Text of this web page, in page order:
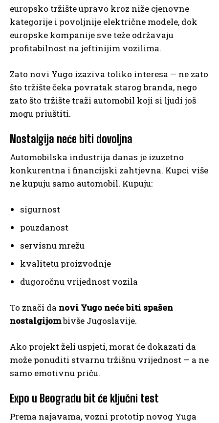
europsko tržište upravo kroz niže cjenovne
kategorije i povoljnije električne modele, dok
europske kompanije sve teže održavaju
profitabilnost na jeftinijim vozilima.
Zato novi Yugo izaziva toliko interesa — ne zato
što tržište čeka povratak starog branda, nego
zato što tržište traži automobil koji si ljudi još
mogu priuštiti.
Nostalgija neće biti dovoljna
Automobilska industrija danas je izuzetno
konkurentna i financijski zahtjevna. Kupci više
ne kupuju samo automobil. Kupuju:
sigurnost
pouzdanost
servisnu mrežu
kvalitetu proizvodnje
dugoročnu vrijednost vozila
To znači da novi Yugo neće biti spašen
nostalgijombivše Jugoslavije.
Ako projekt želi uspjeti, morat će dokazati da
može ponuditi stvarnu tržišnu vrijednost — a ne
samo emotivnu priču.
Expo u Beogradu bit će ključni test
Prema najavama, vozni prototip novog Yuga